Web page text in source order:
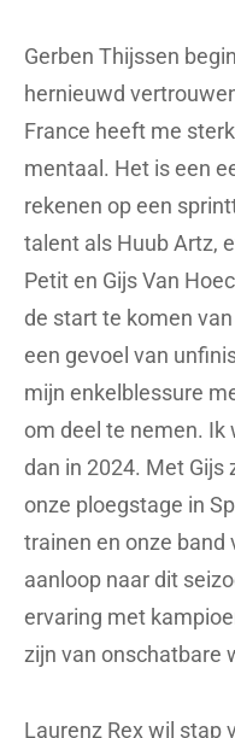
Gerben Thijssen
hernieuwd
France heeft me
mentaal. Het is een
rekenen op een
talent als Huub Artz,
Petit en Gijs Van
de start te komen
een gevoel van
mijn enkelblessure
om deel te nemen. Ik
dan in 2024. Met Gijs
onze ploegstage in
trainen en onze band
aanloop naar dit
ervaring met
zijn van onschatbare
Laurenz Rex wil stap